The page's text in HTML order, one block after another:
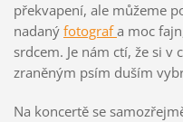
překvapení, ale můžeme
nadaný fotografa moc
srdcem. Je nám ctí, že si v
zraněným psím duším
Na koncertě se